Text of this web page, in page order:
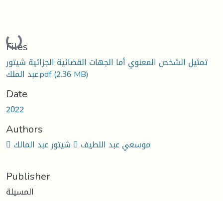
Loading...
Files
تمثيل الشخص المعنوي أما الجهات القضائية الجزائية شيتور
عبد الملك.pdf(2.36 MB)
Date
2022
Authors
 شيتور عبد المالك  موسعي عبد اللطيف
Publisher
المسيلة